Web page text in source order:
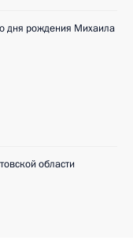
дня рождения Михаила
области